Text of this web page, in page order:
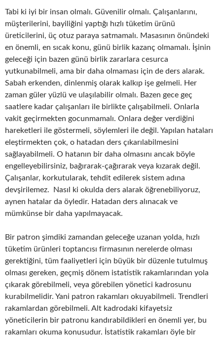
Tabi ki iyi bir insan olmalı. Güvenilir olmalı. Çalışanlarını,
müşterilerini, bayiliğini yaptığı hızlı tüketim ürünü
üreticilerini, üç otuz paraya satmamalı. Masasının önündeki
en önemli, en sıcak konu, günü birlik kazanç olmamalı. İşinin
geleceği için bazen günü birlik zararlara cesurca
yutkunabilmeli, ama bir daha olmaması için de ders alarak.
Sabah erkenden, dinlenmiş olarak kalkıp işe gelmeli. Her
zaman güler yüzlü ve ulaşılabilir olmalı. Bazen gece geç
saatlere kadar çalışanları ile birlikte çalışabilmeli. Onlarla
vakit geçirmekten gocunmamalı. Onlara değer verdiğini
hareketleri ile göstermeli, söylemleri ile değil. Yapılan hataları
eleştirmekten çok, o hatadan ders çıkarılabilmesini
sağlayabilmeli. O hatanın bir daha olmasını ancak böyle
engelleyebilirsiniz, bağırarak-çağırarak veya kızarak değil.
Çalışanlar, korkutularak, tehdit edilerek sistem adına
devşirilemez. Nasıl ki okulda ders alarak öğrenebiliyoruz,
aynen hatalar da öyledir. Hatadan ders alınacak ve
mümkünse bir daha yapılmayacak.
Bir patron şimdiki zamandan geleceğe uzanan yolda, hızlı
tüketim ürünleri toptancısı firmasının nerelerde olması
gerektiğini, tüm faaliyetleri için büyük bir düzenle tutulmuş
olması gereken, geçmiş dönem istatistik rakamlarından yola
çıkarak görebilmeli, veya görebilen yönetici kadrosunu
kurabilmelidir. Yani patron rakamları okuyabilmeli. Trendleri
rakamlardan görebilmeli. Alt kadrodaki kifayetsiz
yöneticilerin bir patronu kandırabildikleri en önemli yer, bu
rakamları okuma konusudur. İstatistik rakamları öyle bir